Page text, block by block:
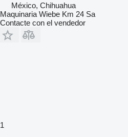
México, Chihuahua
Maquinaria Wiebe Km 24 Sa
Contacte con el vendedor
1